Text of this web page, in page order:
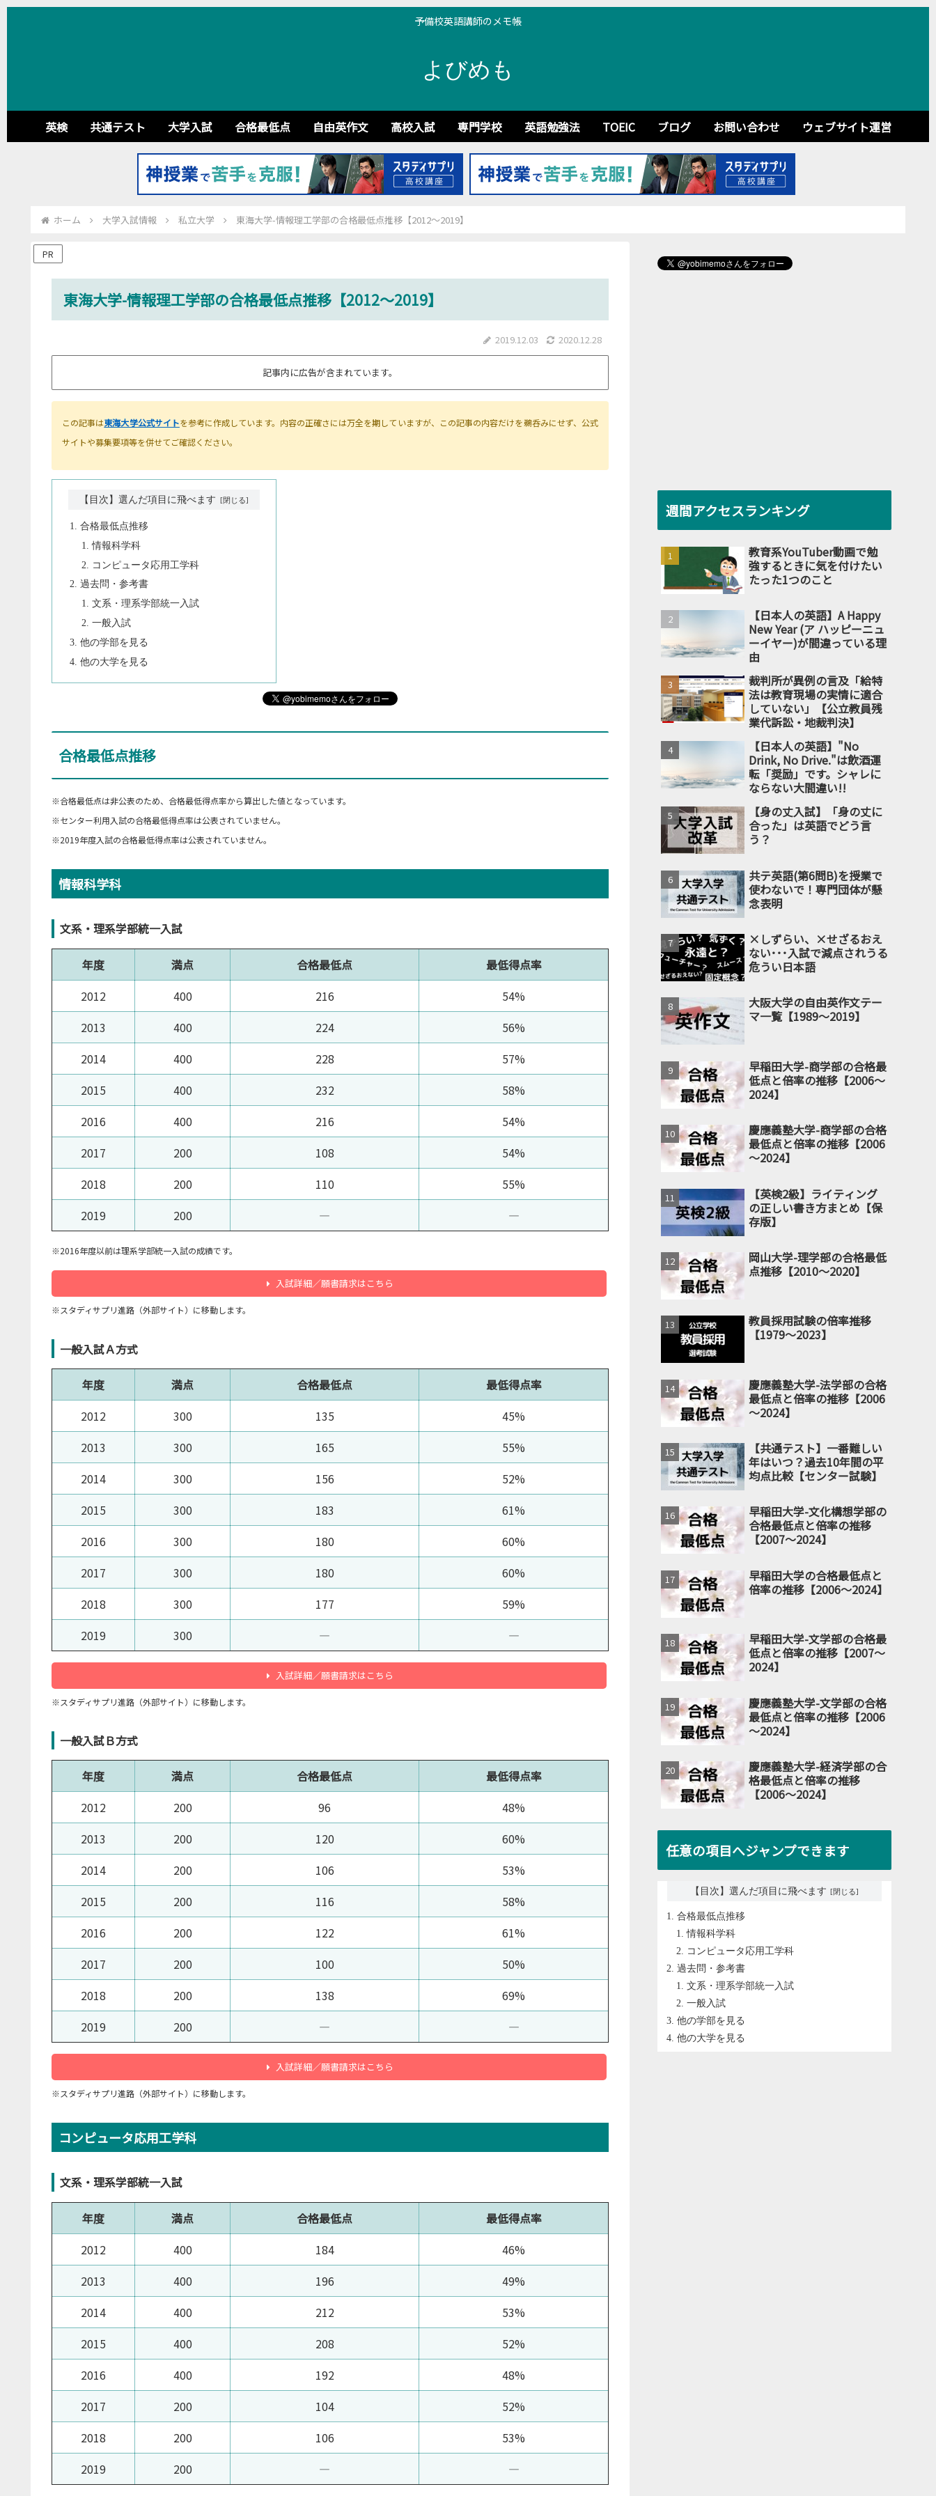
予備校英語講師のメモ帳
よびめも
英検 共通テスト 大学入試 合格最低点 自由英作文 高校入試 専門学校 英語勉強法 TOEIC ブログ お問い合わせ ウェブサイト運営
ホーム 大学入試情報 私立大学 東海大学-情報理工学部の合格最低点推移【2012～2019】
PR
東海大学-情報理工学部の合格最低点推移【2012～2019】
2019.12.03 2020.12.28
記事内に広告が含まれています。
この記事は東海大学公式サイトを参考に作成しています。内容の正確さには万全を期していますが、この記事の内容だけを鵜呑みにせず、公式
サイトや募集要項等を併せてご確認ください。
【目次】選んだ項目に飛べます
合格最低点推移
情報科学科
コンピュータ応用工学科
過去問・参考書
文系・理系学部統一入試
一般入試
他の学部を見る
他の大学を見る
合格最低点推移
※合格最低点は非公表のため、合格最低得点率から算出した値となっています。
※センター利用入試の合格最低得点率は公表されていません。
※2019年度入試の合格最低得点率は公表されていません。
情報科学科
文系・理系学部統一入試
年度 満点 合格最低点
最低得点率
2012
400 216
54%
2013
400 224
56%
2014
400 228
57%
2015
400 232
58%
2016
400 216
54%
2017
200 108
54%
2018
200 110
55%
2019
200 ― ―
※2016年度以前は理系学部統一入試の成績です。
入試詳細／願書請求はこちら
※スタディサプリ進路（外部サイト）に移動します。
一般入試Ａ方式
年度 満点 合格最低点
最低得点率
2012
300 135
45%
2013
300 165
55%
2014
300 156
52%
2015
300 183
61%
2016
300 180
60%
2017
300 180
60%
2018
300 177
59%
2019
300 ― ―
入試詳細／願書請求はこちら
※スタディサプリ進路（外部サイト）に移動します。
一般入試Ｂ方式
年度 満点 合格最低点
最低得点率
2012
200 96
48%
2013
200 120
60%
2014
200 106
53%
2015
200 116
58%
2016
200 122
61%
2017
200 100
50%
2018
200 138
69%
2019
200 ― ―
入試詳細／願書請求はこちら
※スタディサプリ進路（外部サイト）に移動します。
コンピュータ応用工学科
文系・理系学部統一入試
年度 満点 合格最低点
最低得点率
2012
400 184
46%
2013
400 196
49%
2014
400 212
53%
2015
400 208
52%
2016
400 192
48%
2017
200 104
52%
2018
200 106
53%
2019
200 ― ―
週間アクセスランキング
教育系YouTuber動画で勉
強するときに気を付けたい
たった1つのこと
【日本人の英語】A Happy
New Year (ア ハッピーニュ
ーイヤー)が間違っている理
由
裁判所が異例の言及「給特
法は教育現場の実情に適合
していない」【公立教員残
業代訴訟・地裁判決】
【日本人の英語】"No
Drink, No Drive."は飲酒運
転「奨励」です。シャレに
ならない大間違い!!
【身の丈入試】「身の丈に
合った」は英語でどう言
う？
共テ英語(第6問B)を授業で
使わないで！専門団体が懸
念表明
×しずらい、×せざるおえ
ない･･･入試で減点されうる
危うい日本語
大阪大学の自由英作文テー
マ一覧【1989～2019】
早稲田大学-商学部の合格最
低点と倍率の推移【2006～
2024】
慶應義塾大学-商学部の合格
最低点と倍率の推移【2006
～2024】
【英検2級】ライティング
の正しい書き方まとめ【保
存版】
岡山大学-理学部の合格最低
点推移【2010～2020】
教員採用試験の倍率推移
【1979～2023】
慶應義塾大学-法学部の合格
最低点と倍率の推移【2006
～2024】
【共通テスト】一番難しい
年はいつ？過去10年間の平
均点比較【センター試験】
早稲田大学-文化構想学部の
合格最低点と倍率の推移
【2007～2024】
早稲田大学の合格最低点と
倍率の推移【2006～2024】
早稲田大学-文学部の合格最
低点と倍率の推移【2007～
2024】
慶應義塾大学-文学部の合格
最低点と倍率の推移【2006
～2024】
慶應義塾大学-経済学部の合
格最低点と倍率の推移
【2006～2024】
任意の項目へジャンプできます
【目次】選んだ項目に飛べます
合格最低点推移
情報科学科
コンピュータ応用工学科
過去問・参考書
文系・理系学部統一入試
一般入試
他の学部を見る
他の大学を見る